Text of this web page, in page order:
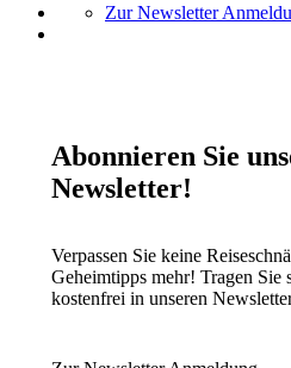
Zur Newsletter
Abonnieren Sie
Newsletter!
Verpassen Sie keine
Geheimtipps mehr! Tragen Sie
kostenfrei in unseren